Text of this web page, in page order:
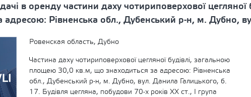
в оренду частини даху чотириповерхової
адресою: Рівненська обл., Дубенський р-н, м. Дубно,
Ровенская область, Дубно
Частина даху чотириповерхової цегляної будівлі, загальною
площею 30,0 кв.м, що знаходиться за адресою: Рівненська
обл., Дубенський р-н, м. Дубно, вул. Данила Галицького, б.
17. Будівля цегляна, побудови 70-х років ХХ ст., І група